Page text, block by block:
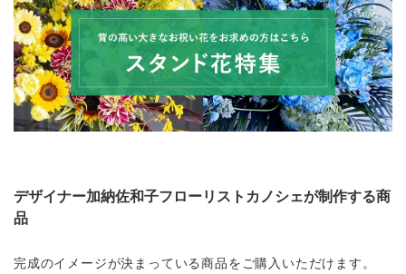
デザイナー加納佐和子フローリストカノシェが制作する商
品
完成のイメージが決まっている商品をご購入いただけます。